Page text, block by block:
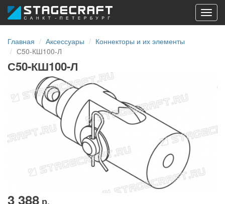
Главная
Аксессуары
Коннекторы и их элементы
С50-КШ100-Л
С50-КШ100-Л
3 388